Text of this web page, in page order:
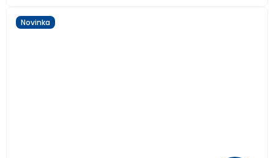
Novinka